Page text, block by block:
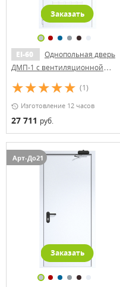
Заказать
EI-60
Однопольная дверь
ДМП-1 с вентиляционной
решеткой
(1)
Изготовление 12 часов
27 711 руб.
Арт-До21
Заказать